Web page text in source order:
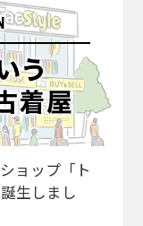
ョップ「ト
生しまし